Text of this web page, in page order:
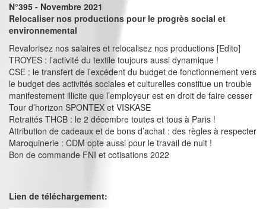
N°395 - Novembre 2021
Relocaliser nos productions pour le progrès social et
environnemental
Revalorisez nos salaires et relocalisez nos productions [Edito]
TROYES : l’activité du textile toujours aussi dynamique !
CSE : le transfert de l’excédent du budget de fonctionnement vers
le budget des activités sociales et culturelles constitue un trouble
manifestement illicite que l’employeur est en droit de faire cesser
Tour d’horizon SPONTEX et VISKASE
Retraités THCB : le 2 décembre toutes et tous à Paris !
Attribution de cadeaux et de bons d’achat : des règles à respecter
Maroquinerie : CDM opte aussi pour le travail de nuit !
Bon de commande FNI et cotisations 2022
Lien de téléchargement: